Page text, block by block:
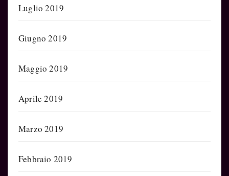
Luglio 2019
Giugno 2019
Maggio 2019
Aprile 2019
Marzo 2019
Febbraio 2019